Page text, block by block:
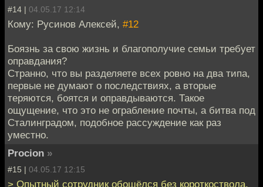
#14 | 04.05.17 12:14
Кому: Русинов Алексей, #12
Боязнь за свою жизнь и благополучие семьи требует
оправдания?
Странно, что вы разделяете всех ровно на два типа,
первые не думают о последствиях, а вторые
теряются, боятся и оправдываются. Такое
ощущение, что это не ограбление почты, а битва под
Сталинградом, подобное рассуждение как раз
уместно.
Procion »
#15 | 04.05.17 12:15
> Опытный сотрудник обошёлся без короткоствола.